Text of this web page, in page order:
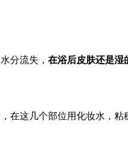
分流失， 在浴后皮肤还是湿
在这几个部位用化妆水，